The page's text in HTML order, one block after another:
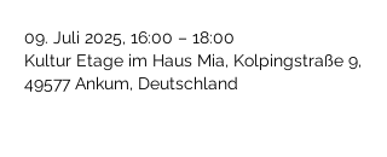
09. Juli 2025, 16:00 – 18:00
Kultur Etage im Haus Mia, Kolpingstraße 9,
49577 Ankum, Deutschland